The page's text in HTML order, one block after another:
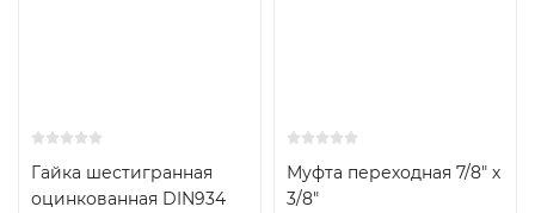
Гайка шестигранная
оцинкованная DIN934
Муфта переходная 7/8" х
3/8"